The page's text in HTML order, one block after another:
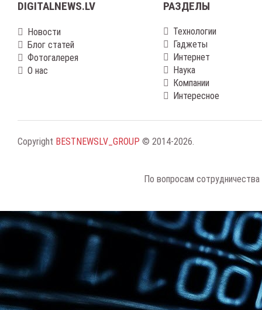
DIGITALNEWS.LV
Новости
Блог статей
Фотогалерея
О нас
РАЗДЕЛЫ
Технологии
Гаджеты
Интернет
Наука
Компании
Интересное
Copyright BESTNEWSLV_GROUP © 2014-2026.
По вопросам